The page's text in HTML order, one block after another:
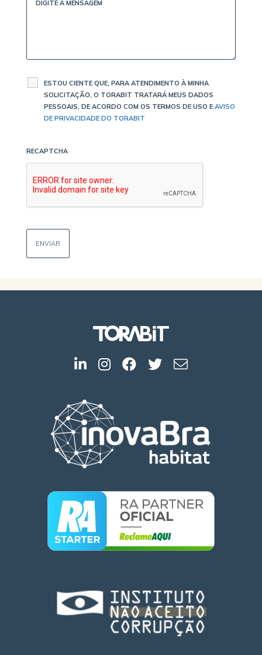
ESTOU CIENTE QUE, PARA ATENDIMENTO À MINHA
SOLICITAÇÃO, O TORABIT TRATARÁ MEUS DADOS
PESSOAIS, DE ACORDO COM OS TERMOS DE USO E AVISO
DE PRIVACIDADE DO TORABIT
RECAPTCHA